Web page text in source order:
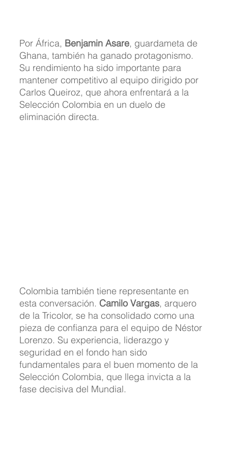
Por África, Benjamin Asare, guardameta de
Ghana, también ha ganado protagonismo.
Su rendimiento ha sido importante para
mantener competitivo al equipo dirigido por
Carlos Queiroz, que ahora enfrentará a la
Selección Colombia en un duelo de
eliminación directa.
Colombia también tiene representante en
esta conversación. Camilo Vargas, arquero
de la Tricolor, se ha consolidado como una
pieza de confianza para el equipo de Néstor
Lorenzo. Su experiencia, liderazgo y
seguridad en el fondo han sido
fundamentales para el buen momento de la
Selección Colombia, que llega invicta a la
fase decisiva del Mundial.